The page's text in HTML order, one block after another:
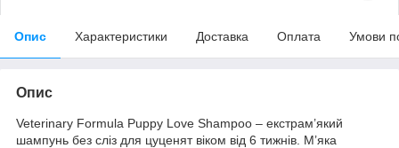
Опис Характеристики Доставка Оплата Умови
Опис
Veterinary Formula Puppy Love Shampoo – екстрам’який
шампунь без сліз для цуценят віком від 6 тижнів. М’яка